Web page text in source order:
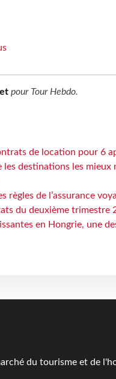
pour Tour Hebdo.
de location pour 6
destinations les mieux
règles de l’assurance
du deuxième trimestre
en Hongrie, une
du tourisme et de